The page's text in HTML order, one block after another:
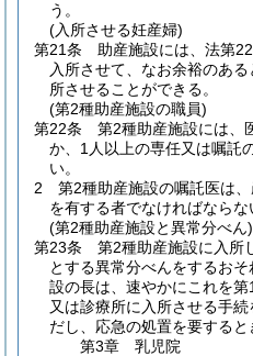
う。
(入所させる妊産婦)
第21条
助産施設には、法第
入所させて、なお余裕のあ
所させることができる。
(第2種助産施設の職員)
第22条
第2種助産施設には、
か、1人以上の専任又は嘱託
い。
2
第2種助産施設の嘱託医は
を有する者でなければならな
(第2種助産施設と異常分べん)
第23条
第2種助産施設に入所
とする異常分べんをするお
設の長は、速やかにこれを
又は診療所に入所させる手続
だし、応急の処置を要すると
第3章
乳児院